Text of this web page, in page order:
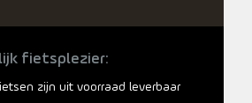
fietsplezier:
zijn uit voorraad leverbaar